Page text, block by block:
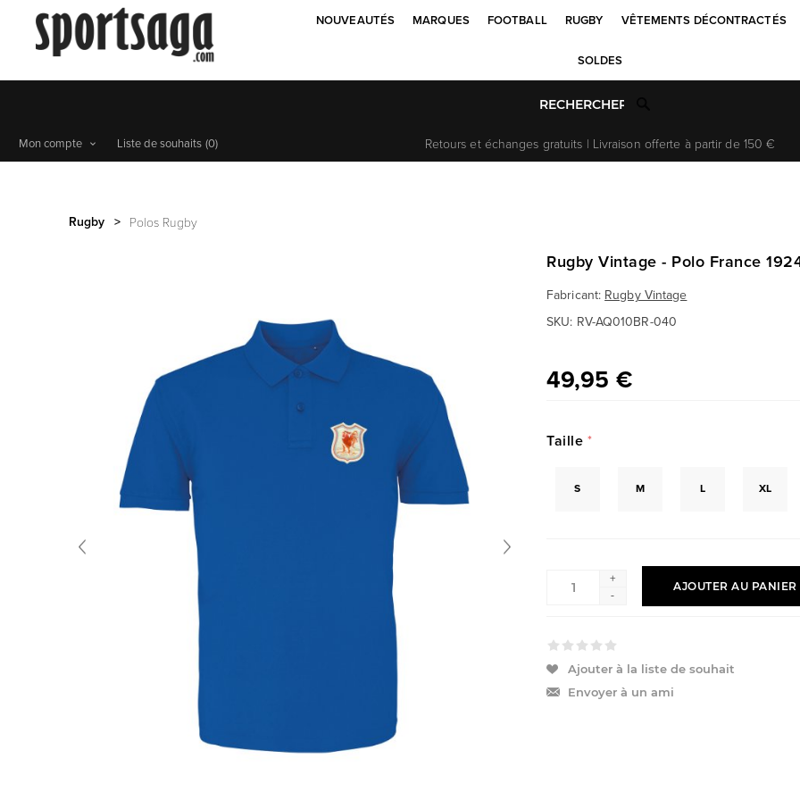
NOUVEAUTÉS MARQUES FOOTBALL RUGBY VÊTEMENTS DÉCONTRACTÉS
SOLDES
Retours et échanges gratuits | Livraison offerte à partir de 150 €
Mon compte Liste de souhaits (0)
Rugby > Polos Rugby
Rugby Vintage - Polo France
Fabricant: Rugby Vintage
SKU: RV-AQ010BR-040
49,95 €
Taille *
S M L XL
+
-
AJOUTER AU PANIER
Ajouter à la liste de souhait
Envoyer à un ami